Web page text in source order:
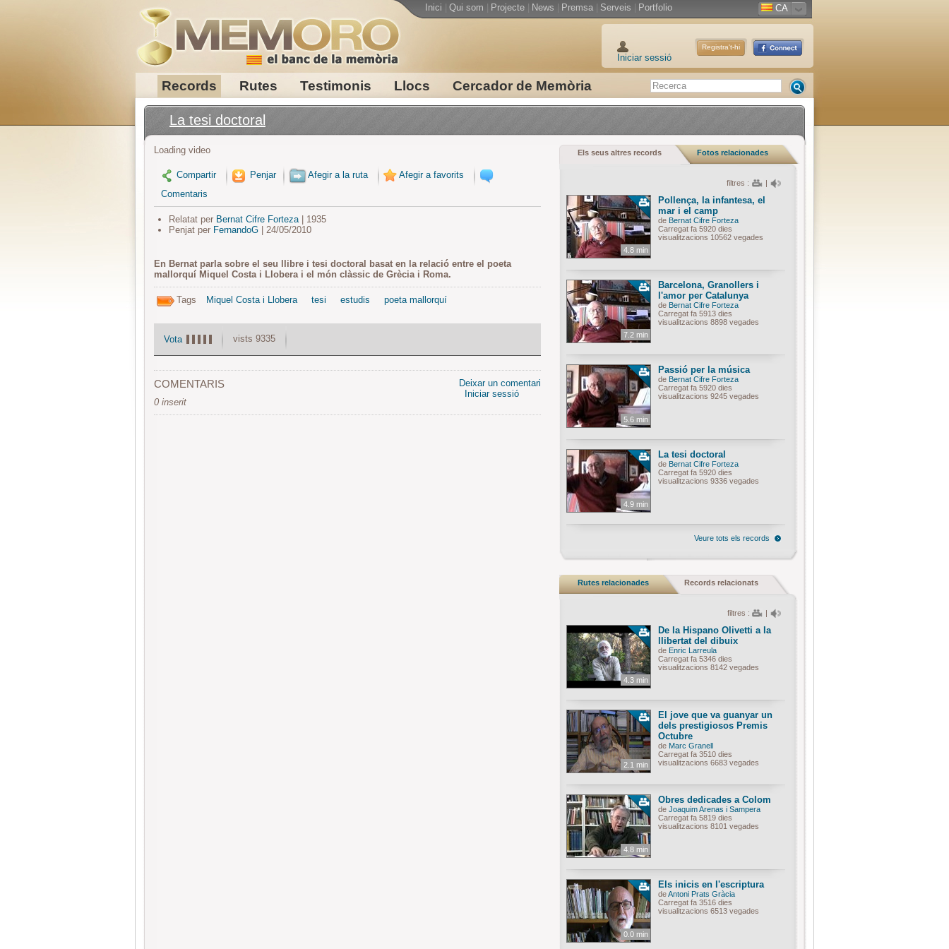
Records Rutes Testimonis Llocs Cercador de Memòria
Inici Qui som Projecte News Premsa Serveis Portfolio CA
Iniciar sessió
Registra't-hi
La tesi doctoral
Loading video
Compartir Penjar Afegir a la ruta
Afegir a favorits
Comentaris
Relatat per Bernat Cifre Forteza| 1935
Penjat per FernandoG| 24/05/2010
En Bernat parla sobre el seu llibre i tesi doctoral basat en la relació entre el poeta
mallorquí Miquel Costa i Llobera i el món clàssic de Grècia i Roma.
Tags Miquel Costa i Llobera tesi estudis poeta mallorquí
Vota vists 9335
COMENTARIS
0 inserit
Deixar un comentari
Iniciar sessió
Els seus altres records Fotos relacionades
filtres : |
4.8 min
Pollença, la infantesa, el
mar i el camp
de Bernat Cifre Forteza
Carregat fa 5920 dies
visualitzacions 10562 vegades
7.2 min
Barcelona, Granollers i
l'amor per Catalunya
de Bernat Cifre Forteza
Carregat fa 5913 dies
visualitzacions 8898 vegades
5.6 min
Passió per la música
de Bernat Cifre Forteza
Carregat fa 5920 dies
visualitzacions 9245 vegades
4.9 min
La tesi doctoral
de Bernat Cifre Forteza
Carregat fa 5920 dies
visualitzacions 9336 vegades
Veure tots els records
Rutes relacionades Records relacionats
filtres : |
4.3 min
De la Hispano Olivetti a la
llibertat del dibuix
de Enric Larreula
Carregat fa 5346 dies
visualitzacions 8142 vegades
2.1 min
El jove que va guanyar un
dels prestigiosos Premis
Octubre
de Marc Granell
Carregat fa 3510 dies
visualitzacions 6683 vegades
4.8 min
Obres dedicades a Colom
de Joaquim Arenas i Sampera
Carregat fa 5819 dies
visualitzacions 8101 vegades
0.0 min
Els inicis en l'escriptura
deAntoni Prats Gràcia
Carregat fa 3516 dies
visualitzacions 6513 vegades